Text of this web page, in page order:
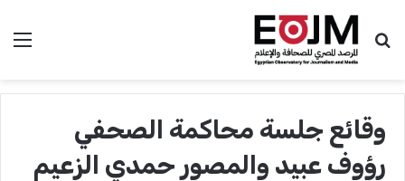
بحث عن
وقائع جلسة محاكمة الصحفي
رؤوف عبيد والمصور حمدي الزعيم